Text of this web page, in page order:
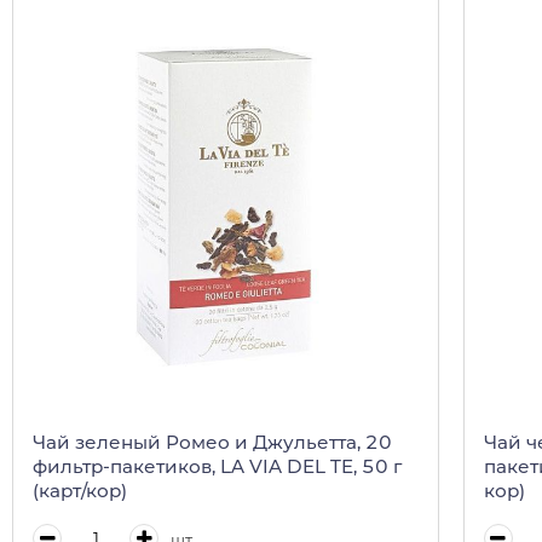
Чай зеленый Ромео и Джульетта, 20
фильтр-пакетиков, LA VIA DEL TE, 50 г
(карт/кор)
Чай
кор)